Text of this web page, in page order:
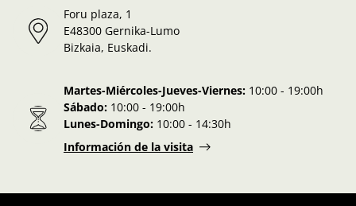
Foru plaza, 1
E48300 Gernika-Lumo
Bizkaia, Euskadi.
Martes-Miércoles-Jueves-Viernes: 10:00 - 19:00h
Sábado: 10:00 - 19:00h
Lunes-Domingo: 10:00 - 14:30h
Información de la visita